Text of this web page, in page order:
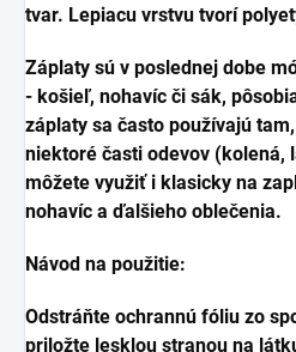
tvar. Lepiacu vrstvu tvorí
Záplaty sú v poslednej dobe
- košieľ, nohavíc či sák,
záplaty sa často používajú
niektoré časti odevov (kolená,
môžete využiť i klasicky na
nohavíc a ďalšieho oblečenia.
Návod na použitie:
Odstráňte ochrannú fóliu zo
priložte lesklou stranou na